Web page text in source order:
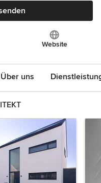
Website
Über uns